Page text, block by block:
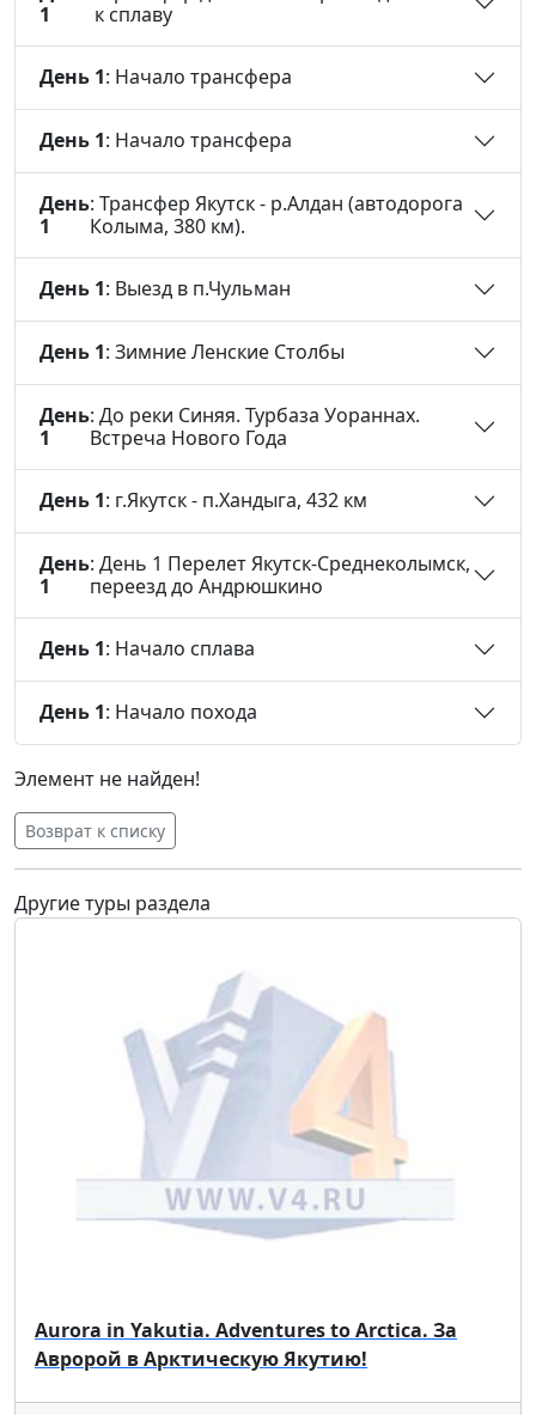
1
к сплаву
День 1: Начало трансфера
День 1: Начало трансфера
День
1
: Трансфер Якутск - р.Алдан (автодорога
Колыма, 380 км).
День 1: Выезд в п.Чульман
День 1: Зимние Ленские Столбы
День
1
: До реки Синяя. Турбаза Уораннах.
Встреча Нового Года
День 1: г.Якутск - п.Хандыга, 432 км
День
1
: День 1 Перелет Якутск-Среднеколымск,
переезд до Андрюшкино
День 1: Начало сплава
День 1: Начало похода
Элемент не найден!
Возврат к списку
Другие туры раздела
Aurora in Yakutia. Adventures to Arcticа. За
Авророй в Арктическую Якутию!